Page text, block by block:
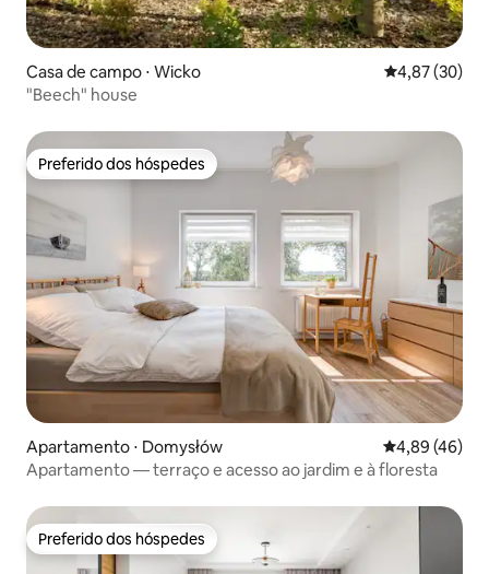
Casa de campo ⋅ Wicko 4,87 de uma
4,87 (30)
"Beech" house
Preferido dos hóspedes
Preferido dos hóspedes
Apartamento ⋅ Domysłów 4,89 de uma
4,89 (46)
Apartamento — terraço e acesso ao jardim e à floresta
Preferido dos hóspedes
Preferido dos hóspedes